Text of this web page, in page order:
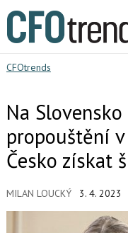
CFOtrends
Na
propouštění
Česko získat
MILAN LOUCKÝ 3. 4. 2023